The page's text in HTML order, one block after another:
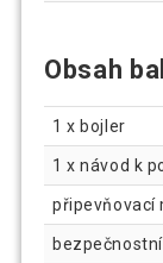
Obsah
1 x bojler
1 x návod k
připevňovací